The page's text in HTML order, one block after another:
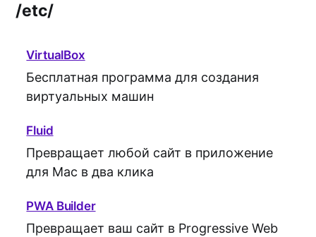
/etc/
VirtualBox
Бесплатная программа для создания
виртуальных машин
Fluid
Превращает любой сайт в приложение
для Mac в два клика
PWA Builder
Превращает ваш сайт в Progressive Web